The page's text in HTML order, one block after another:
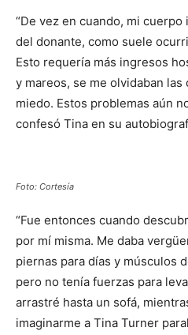
“De vez en cuando, mi
del donante, como suele
Esto requería más ingresos
y mareos, se me olvidaban las
miedo. Estos problemas aún
confesó Tina en su
Foto: Cortesía
“Fue entonces cuando
por mí misma. Me daba
piernas para días y músculos
pero no tenía fuerzas para
arrastré hasta un sofá,
imaginarme a Tina Turner